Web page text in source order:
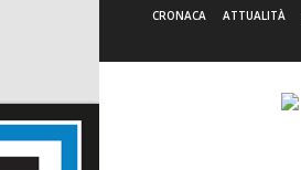
CRONACA ATTUALITÀ